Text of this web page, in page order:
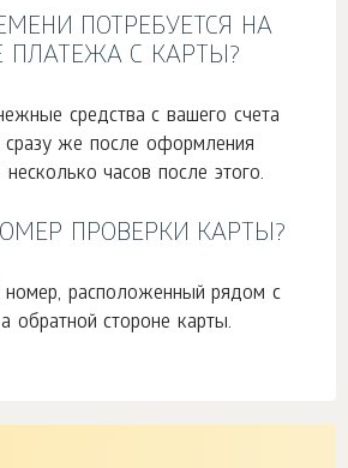
ПОТРЕБУЕТСЯ НА
ПЛАТЕЖА С КАРТЫ?
средства с вашего счета
сразу же после оформления
несколько часов после этого.
ПРОВЕРКИ КАРТЫ?
номер, расположенный рядом с
обратной стороне карты.